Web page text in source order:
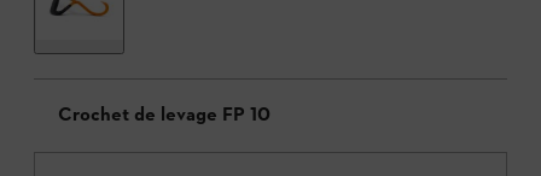
Crochet de levage FP 10